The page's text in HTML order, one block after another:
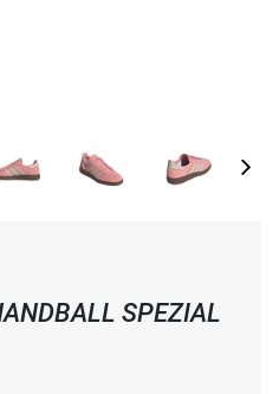
SPEZIAL